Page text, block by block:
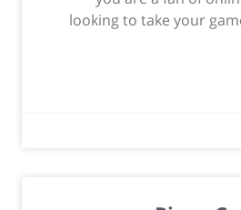
looking to take your